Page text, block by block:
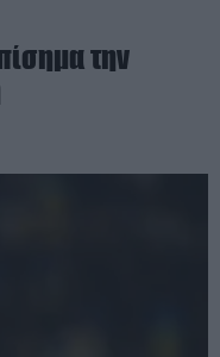
την